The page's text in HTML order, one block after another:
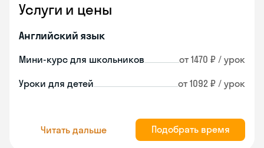
Услуги и цены
Английский язык
Мини-курс для школьников от 1470 ₽ / урок
Уроки для детей от 1092 ₽ / урок
Читать дальше Подобрать время